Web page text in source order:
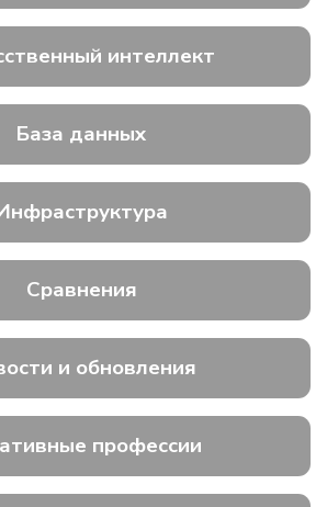
интеллект
База данных
Сравнения
и обновления
профессии